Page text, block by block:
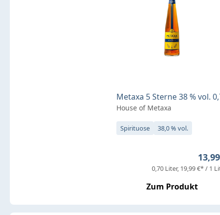
Metaxa 5 Sterne 38 % vol.
House of Metaxa
Spirituose 38,0 % vol.
0,70 Liter 19,99 €* / 1
Zum Produkt